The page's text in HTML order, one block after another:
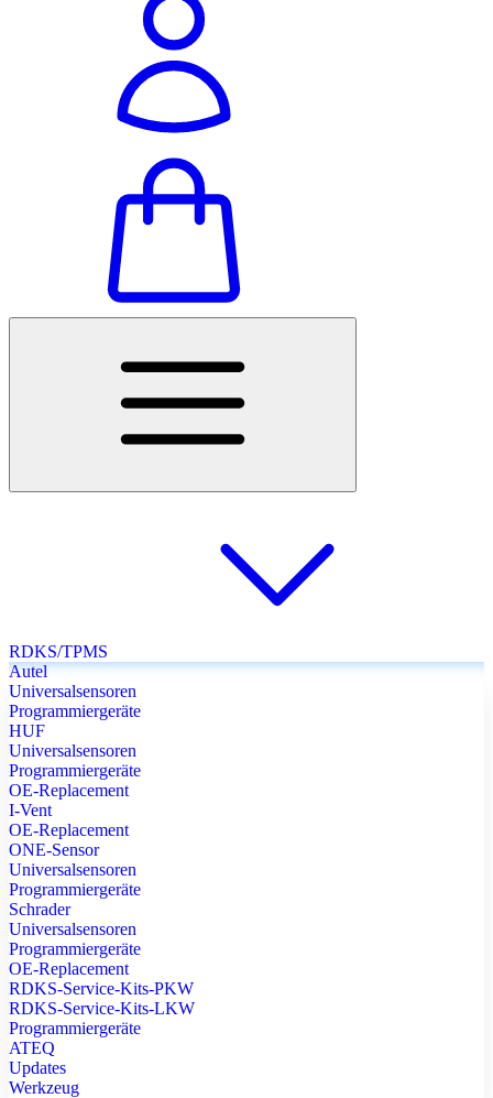
RDKS/TPMS
Autel
Universalsensoren
Programmiergeräte
HUF
Universalsensoren
Programmiergeräte
OE-Replacement
I-Vent
OE-Replacement
ONE-Sensor
Universalsensoren
Programmiergeräte
Schrader
Universalsensoren
Programmiergeräte
OE-Replacement
RDKS-Service-Kits-PKW
RDKS-Service-Kits-LKW
Programmiergeräte
ATEQ
Updates
Werkzeug